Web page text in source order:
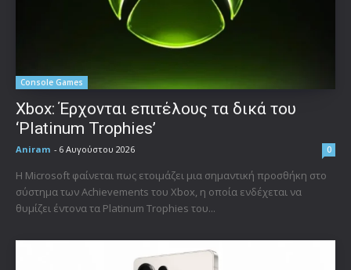
Console Games
Xbox: Έρχονται επιτέλους τα δικά του
‘Platinum Trophies’
Aniram - 6 Αυγούστου 2026 0
Η Microsoft φαίνεται πως ετοιμάζει μια σημαντική προσθήκη στο
σύστημα των Achievements του Xbox, η οποία ενδέχεται να
θυμίζει έντονα τα Platinum Trophies του...